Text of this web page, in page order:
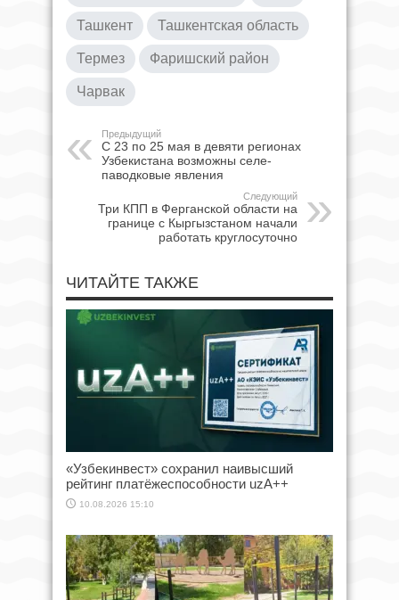
Ташкент Ташкентская область
Термез Фаришский район
Чарвак
Предыдущий
С 23 по 25 мая в девяти регионах
Узбекистана возможны селе-
паводковые явления
Следующий
Три КПП в Ферганской области на
границе с Кыргызстаном начали
работать круглосуточно
ЧИТАЙТЕ ТАКЖЕ
«Узбекинвест» сохранил наивысший
рейтинг платёжеспособности uzA++
10.08.2026 15:10